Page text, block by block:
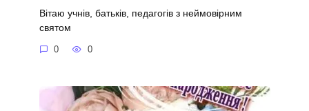
Вітаю учнів, батьків, педагогів з неймовірним
святом
0 0